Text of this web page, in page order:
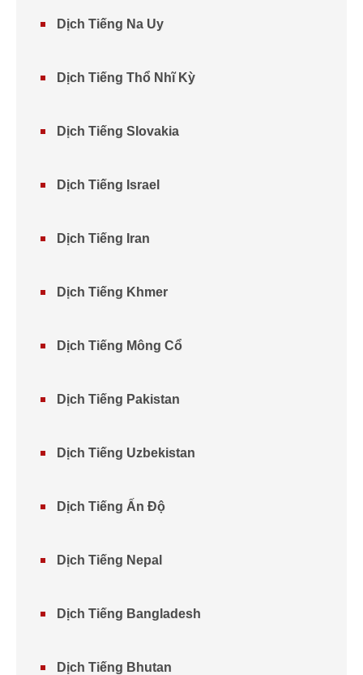
Dịch Tiếng Na Uy
Dịch Tiếng Thổ Nhĩ Kỳ
Dịch Tiếng Slovakia
Dịch Tiếng Israel
Dịch Tiếng Iran
Dịch Tiếng Khmer
Dịch Tiếng Mông Cổ
Dịch Tiếng Pakistan
Dịch Tiếng Uzbekistan
Dịch Tiếng Ấn Độ
Dịch Tiếng Nepal
Dịch Tiếng Bangladesh
Dịch Tiếng Bhutan